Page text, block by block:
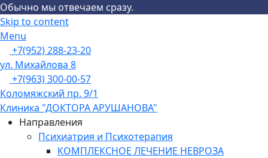
Обычно мы отвечаем сразу.
Skip to content
Menu
+7(952) 288-23-20
ул. Михайлова 8
+7(963) 300-00-57
Коломяжский пр. 9/1
Клиника "ДОКТОРА АРУШАНОВА"
Направления
Психиатрия и Психотерапия
КОМПЛЕКСНОЕ ЛЕЧЕНИЕ НЕВРОЗА